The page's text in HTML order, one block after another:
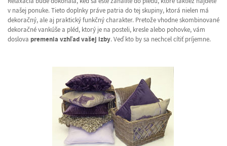
v našej ponuke. Tieto doplnky práve patria do tej skupiny, ktorá nielen má
dekoračný, ale aj praktický funkčný charakter. Pretože vhodne skombinované
dekoračné vankúše a pléd, ktorý je na posteli, kresle alebo pohovke, vám
doslova premenia vzhľad vašej izby. Veď kto by sa nechcel cítiť príjemne.